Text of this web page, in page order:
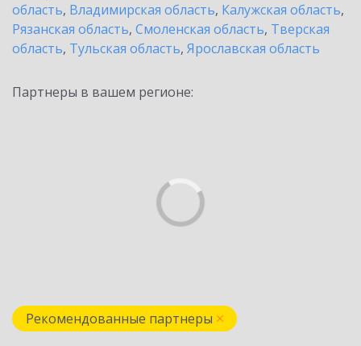
область, Владимирская область, Калужская область,
Рязанская область, Смоленская область, Тверская
область, Тульская область, Ярославская область
Партнеры в вашем регионе:
Рекомендованные партнеры